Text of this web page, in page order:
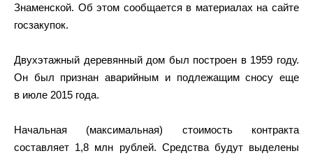
Знаменской. Об этом сообщается в материалах на сайте
госзакупок.
Двухэтажный деревянный дом был построен в 1959 году.
Он был признан аварийным и подлежащим сносу еще
в июле 2015 года.
Начальная (максимальная) стоимость контракта
составляет 1,8 млн рублей. Средства будут выделены